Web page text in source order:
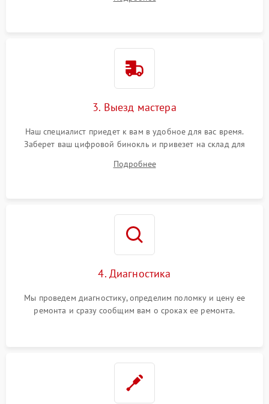
3. Выезд мастера
Наш специалист приедет к вам в удобное для вас время.
Заберет ваш цифровой бинокль и привезет на склад для
Подробнее
4. Диагностика
Мы проведем диагностику, определим поломку и цену ее
ремонта и сразу сообщим вам о сроках ее ремонта.